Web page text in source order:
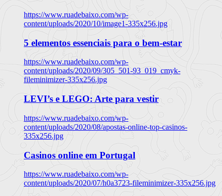
https://www.ruadebaixo.com/wp-
content/uploads/2020/10/image1-335x256.jpg
5 elementos essenciais para o bem-estar
https://www.ruadebaixo.com/wp-
content/uploads/2020/09/305_501-93_019_cmyk-
fileminimizer-335x256.jpg
LEVI’s e LEGO: Arte para vestir
https://www.ruadebaixo.com/wp-
content/uploads/2020/08/apostas-online-top-casinos-
335x256.jpg
Casinos online em Portugal
https://www.ruadebaixo.com/wp-
content/uploads/2020/07/h0a3723-fileminimizer-335x256.jpg